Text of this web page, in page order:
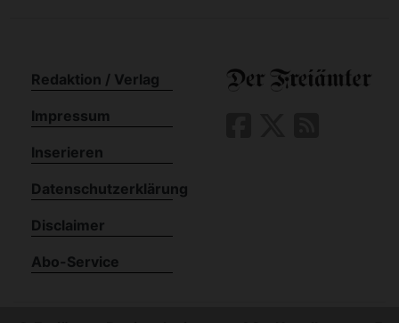
Redaktion / Verlag
Impressum
Inserieren
Datenschutzerklärung
Disclaimer
Abo-Service